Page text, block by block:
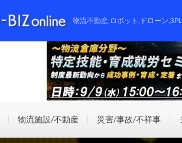
物流不動産,ロボット,ドローン
物流施設/不動産 災害/事故/不祥事